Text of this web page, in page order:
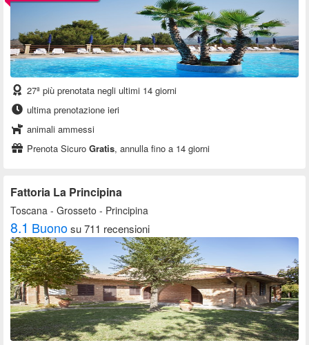
27ª più prenotata negli ultimi 14 giorni
ultima prenotazione ieri
animali ammessi
Prenota Sicuro Gratis, annulla fino a 14 giorni
Fattoria La Principina
Toscana - Grosseto - Principina
8.1 Buonosu 711 recensioni